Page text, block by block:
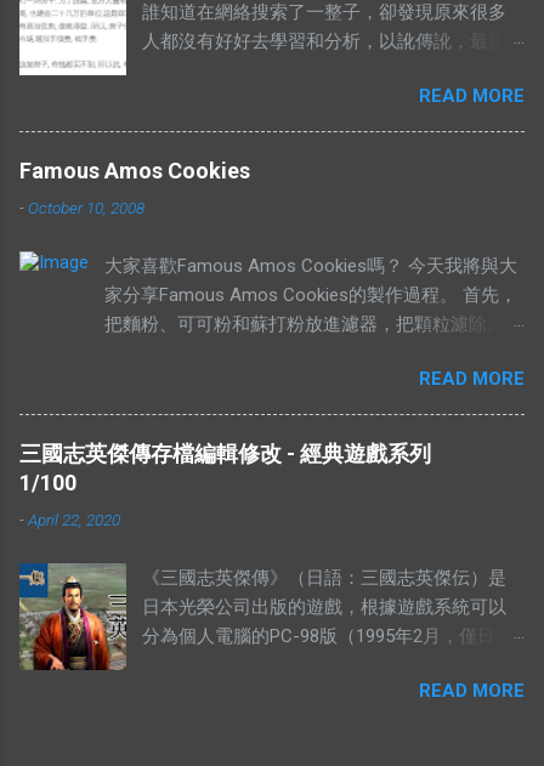
誰知道在網絡搜索了一整子，卻發現原來很多
人都沒有好好去學習和分析，以訛傳訛，最後
不到就是有市無價？ 至於其他人怎樣詮釋這兩
句成語，你們自己Google以下就知道了，我在
這只說重點。 網絡流行的解釋不符合邏輯。 在
西。可是有些解釋把“有價無市”的“價”，解釋為
價無市就是說有人願意出高價，卻沒有供
應。”如果按照這個邏輯，“有市無價”就等於有
供應，卻無高價。如果是這樣解釋的話，就不
需求高過供應，或者供應低過需求。從經濟學
的角度去看，貨物在供應充足的情況下，價格
是不應該上揚的。（獨特的馬來西亞經常會有
例子是：一個地方的二手屋很好大家都想買，
可是住在那的人都不想賣。你有見過搶手的貨
物，沒有供應的嗎？ 2012年9月，侯志強（上水
鄉委會主席，北區區議員）曾說過一句話：“你
畀夠錢我，祠堂都可以畀咗你。”身為華人，我
READ MORE
Famous Amos Cookies
-October 10, 2008
大家喜歡Famous Amos Cookies嗎？ 今天我將與大
家分享Famous Amos Cookies的製作過程。 首先，
把麵粉、可可粉和蘇打粉放進濾器，把顆粒濾除。
（Walnut），攪拌均勻，放在一旁待用。 在另外一
個盤裡，放入菜油、白糖、黃糖和鹽。 用攪拌器把
材料攪拌均勻。攪拌的時候要注意，攪拌器一定要順
時鐘旋轉。 加入香精，繼續攪拌。 加入雞蛋，繼續
前的面紛混合物。 攪拌五分鐘，或者直到麵糰有一
烤箱裡烤。時間的長短，需要視餅乾的大小的定。像
一下的大小，時間需要比較長。 像下面這個形狀，
需要的時間比較短。 這個就是完成品，希望妳們會
喜歡。 由於這個曲奇的食譜是商業機密（我母親每
年都有做來賣），所以我不方便在這裡公開。有興趣
READ MORE
三國志英傑傳存檔編輯修改 - 經典遊戲系列
1/100
-April 22, 2020
《三國志英傑傳》（日語：三國志英傑伝）是
日本光榮公司出版的遊戲，根據遊戲系統可以
分為個人電腦的PC-98版（1995年2月，僅日
SFC版、PS版、SS版、及隨後的GBA版兩類。
READ MORE